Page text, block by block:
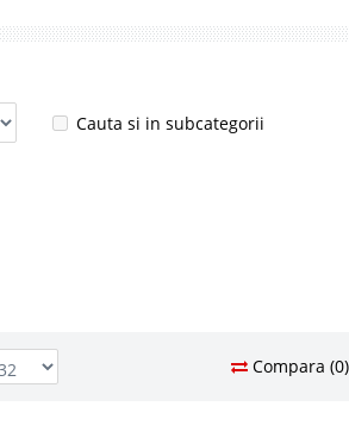
Cauta si in subcategorii
Compara (0)